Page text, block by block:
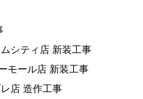
シティ店 新装工事
モール店 新装工事
店 造作工事